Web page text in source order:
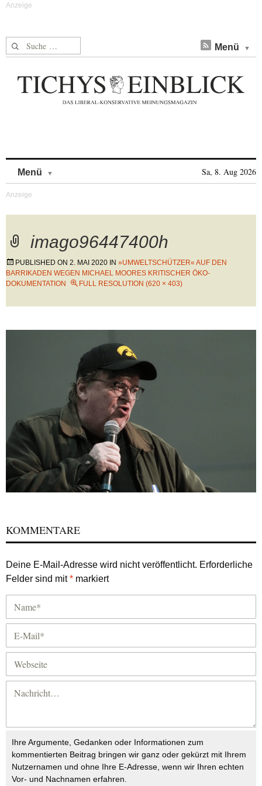
Suche nach: Menü
Menü Sa, 8. Aug 2026
imago96447400h
PUBLISHED ON 2. MAI 2020 IN »UMWELTSCHÜTZER« AUF DEN
BARRIKADEN WEGEN MICHAEL MOORES KRITISCHER ÖKO-
DOKUMENTATION
FULL RESOLUTION (620 × 403)
KOMMENTARE
Deine E-Mail-Adresse wird nicht veröffentlicht. Erforderliche
Felder sind mit* markiert
Ihre Argumente, Gedanken oder Informationen zum
kommentierten Beitrag bringen wir ganz oder gekürzt mit Ihrem
Nutzernamen und ohne Ihre E-Adresse, wenn wir Ihren echten
Vor- und Nachnamen erfahren.